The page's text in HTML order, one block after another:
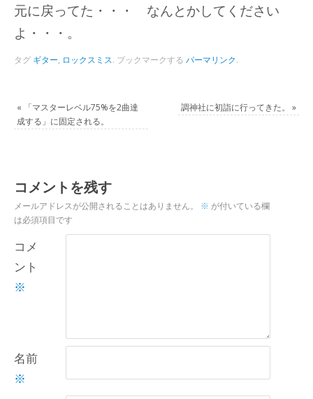
元に戻ってた・・・ なんとかしてください
よ・・・。
タグ ギター, ロックスミス. ブックマークするパーマリンク.
« 「マスターレベル75%を2曲達
成する」に固定される。
調神社に初詣に行ってきた。 »
コメントを残す
メールアドレスが公開されることはありません。 ※ が付いている欄
は必須項目です
コメ
ント
※
名前
※